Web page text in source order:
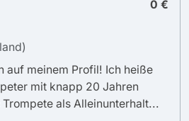
0 €
auf meinem Profil! Ich heiße
mit knapp 20 Jahren
als Alleinunterhalt...